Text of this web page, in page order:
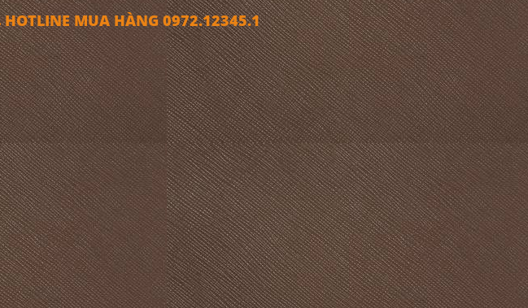
HOTLINE MUA HÀNG 0972.12345.1